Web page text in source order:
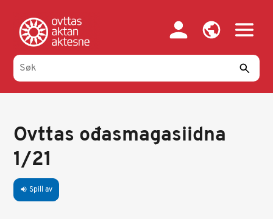
hovedinnhold
Ovttas ođasmagasiidna
1/21
volume_up Spill av